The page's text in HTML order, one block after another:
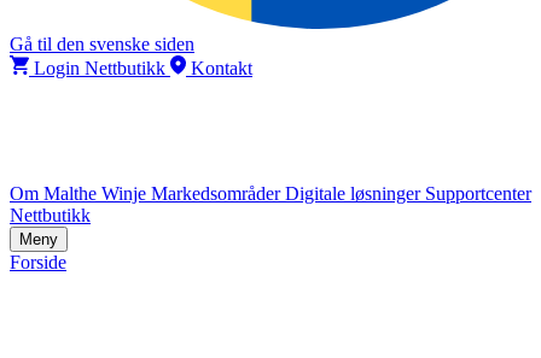
Gå til den svenske siden
Login Nettbutikk
Kontakt
Om Malthe Winje MarkedsområderDigitale løsninger Supportcenter
Nettbutikk
Meny
Forside